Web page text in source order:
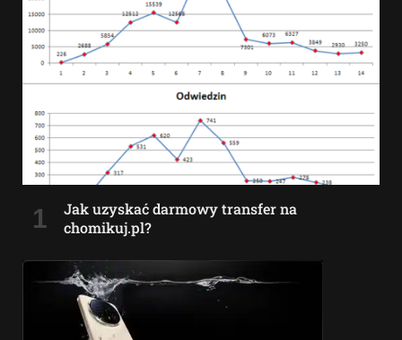
Jak uzyskać darmowy transfer na
chomikuj.pl?